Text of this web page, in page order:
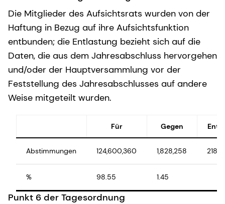
Die Mitglieder des Aufsichtsrats wurden von der
Haftung in Bezug auf ihre Aufsichtsfunktion
entbunden; die Entlastung bezieht sich auf die
Daten, die aus dem Jahresabschluss hervorgehen
und/oder der Hauptversammlung vor der
Feststellung des Jahresabschlusses auf andere
Weise mitgeteilt wurden.
Für Gegen
Abstimmungen 124,600,360 1,828,258
% 98.55 1.45
Punkt 6 der Tagesordnung